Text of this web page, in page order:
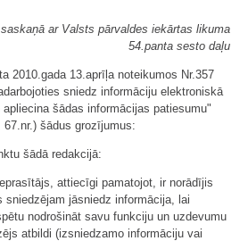
ar Valsts pārvaldes iekārtas likuma
54.panta sesto daļu
2010.gada 13.aprīļa noteikumos Nr.357
sniedz informāciju elektroniskā
šādas informācijas patiesumu"
šādus grozījumus:
šādā redakcijā:
attiecīgi pamatojot, ir norādījis
sniedzējam jāsniedz informācija, lai
nodrošināt savu funkciju un uzdevumu
atbildi (izsniedzamo informāciju vai